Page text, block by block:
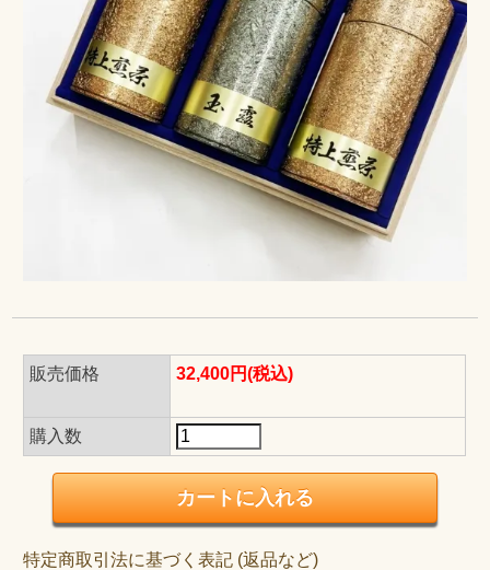
販売価格 32,400円(税込)
購入数
特定商取引法に基づく表記 (返品など)